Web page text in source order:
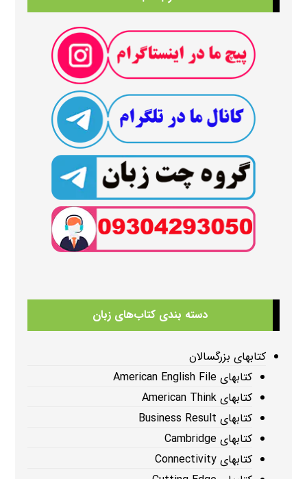
دسته بندی کتاب‌های زبان
کتابهای بزرگسالان
کتابهای American English File
کتابهای American Think
کتابهای Business Result
کتابهای Cambridge
کتابهای Connectivity